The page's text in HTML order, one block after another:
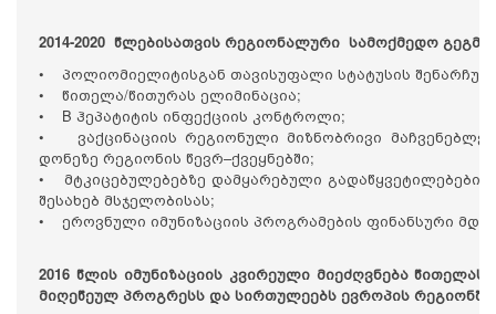
2014-2020 წლებისათვის რეგიონალური სამოქმედო
• პოლიომიელიტისგან თავისუფალი სტატუსის
• წითელა/წითურას ელიმინაცია;
• B ჰეპატიტის ინფექციის კონტროლი;
• ვაქცინაციის რეგიონული მიზნობრივი
დონეზე რეგიონის წევრ–ქვეყნებში;
• მტკიცებულებებზე დამყარებული გადაწყვეტილებების
შესახებ მსჯელობისას;
• ეროვნული იმუნიზაციის პროგრამების ფინანსური
2016 წლის იმუნიზაციის კვირეული მიეძღვნება
მიღეწეულ პროგრესს და სირთულეებს ევროპის რეგიონში;